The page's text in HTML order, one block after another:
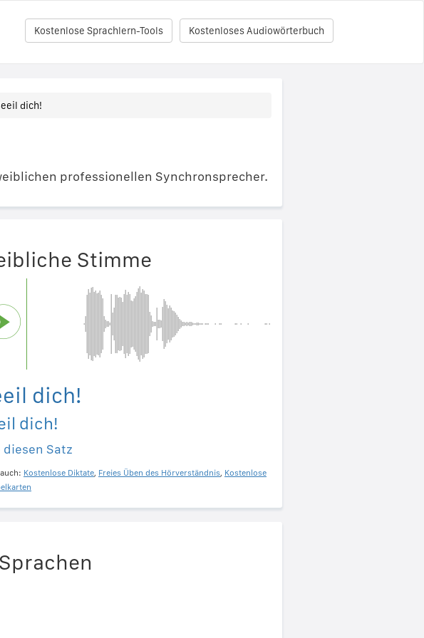
Kostenloses Audiowörterbuch
Kostenlose Sprachlern-Tools
dich!
professionellen Synchronsprecher.
Stimme
dich!
dich!
diesen Satz
Kostenlose Diktate, Freies Üben des Hörverständnis, Kostenlose